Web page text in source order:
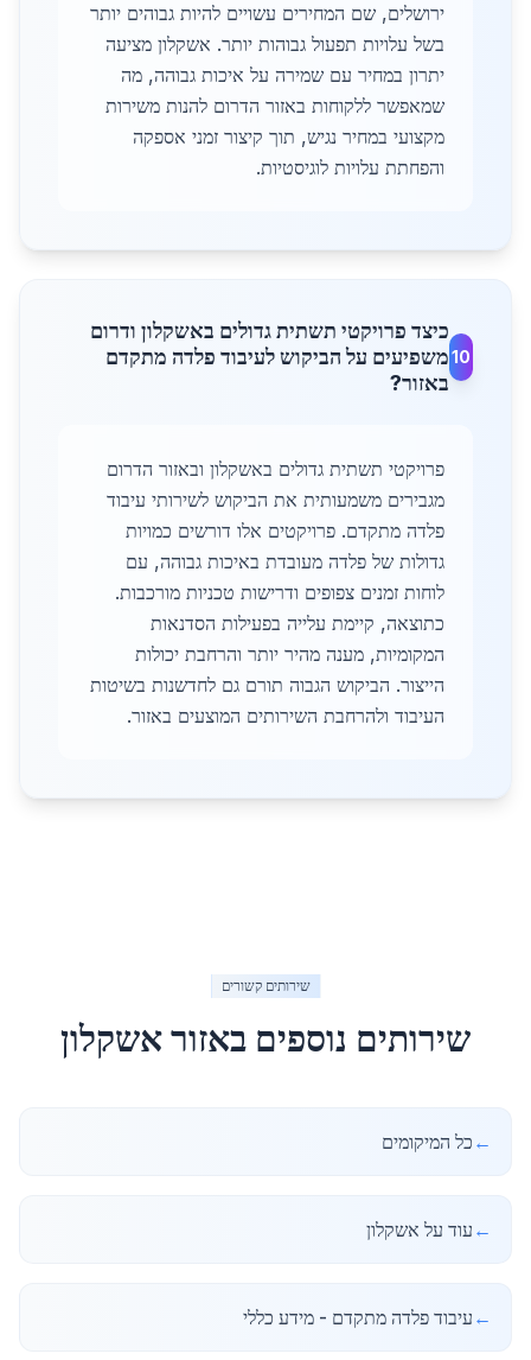
ירושלים, שם המחירים עשויים להיות גבוהים יותר
בשל עלויות תפעול גבוהות יותר. אשקלון מציעה
יתרון במחיר עם שמירה על איכות גבוהה, מה
שמאפשר ללקוחות באזור הדרום להנות משירות
מקצועי במחיר נגיש, תוך קיצור זמני אספקה
והפחתת עלויות לוגיסטיות.
10
כיצד פרויקטי תשתית גדולים באשקלון ודרום
משפיעים על הביקוש לעיבוד פלדה מתקדם
באזור?
פרויקטי תשתית גדולים באשקלון ובאזור הדרום
מגבירים משמעותית את הביקוש לשירותי עיבוד
פלדה מתקדם. פרויקטים אלו דורשים כמויות
גדולות של פלדה מעובדת באיכות גבוהה, עם
לוחות זמנים צפופים ודרישות טכניות מורכבות.
כתוצאה, קיימת עלייה בפעילות הסדנאות
המקומיות, מענה מהיר יותר והרחבת יכולות
הייצור. הביקוש הגבוה תורם גם לחדשנות בשיטות
העיבוד ולהרחבת השירותים המוצעים באזור.
שירותים קשורים
שירותים נוספים באזוראשקלון
← כל המיקומים
← עוד על אשקלון
← עיבוד פלדה מתקדם - מידע כללי